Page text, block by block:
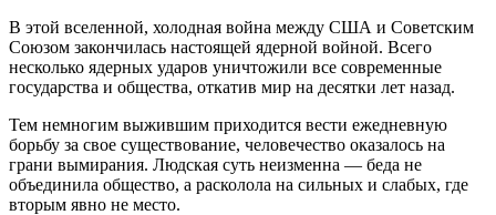
В этой вселенной, холодная война между США и Советским
Союзом закончилась настоящей ядерной войной. Всего
несколько ядерных ударов уничтожили все современные
государства и общества, откатив мир на десятки лет назад.
Тем немногим выжившим приходится вести ежедневную
борьбу за свое существование, человечество оказалось на
грани вымирания. Людская суть неизменна — беда не
объединила общество, а расколола на сильных и слабых, где
вторым явно не место.